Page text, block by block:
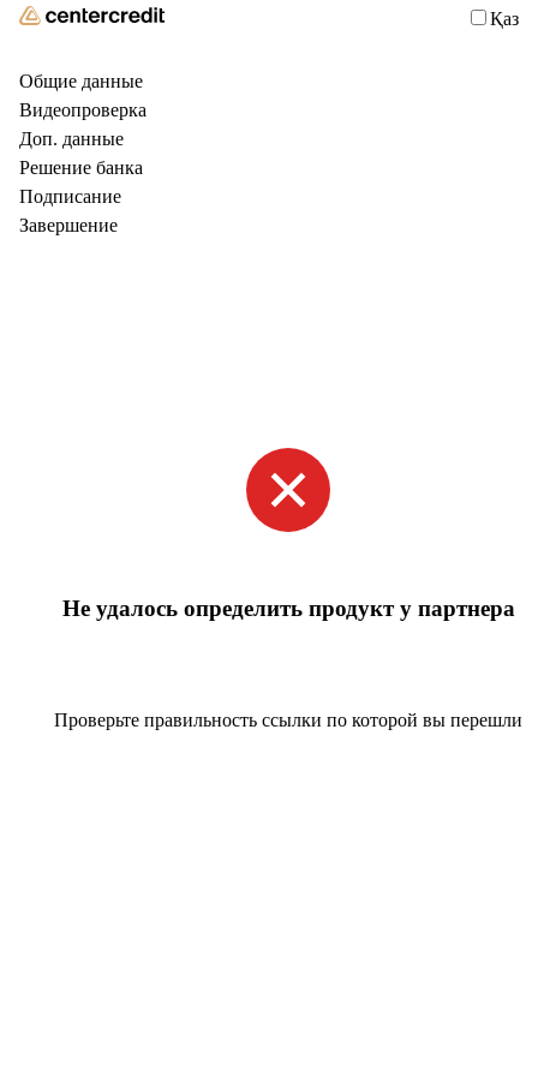
Қаз
Общие данные
Видеопроверка
Доп. данные
Решение банка
Подписание
Завершение
Не удалось определить продукт у партнера
Проверьте правильность ссылки по которой вы перешли